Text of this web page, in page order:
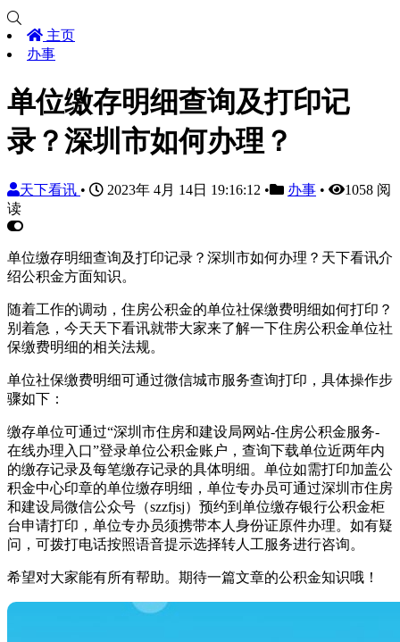
主页
办事
单位缴存明细查询及打印记
录？深圳市如何办理？
天下看讯 • 2023年 4月 14日 19:16:12 • 办事 •
1058 阅
读
单位缴存明细查询及打印记录？深圳市如何办理？天下看讯介
绍公积金方面知识。
随着工作的调动，住房公积金的单位社保缴费明细如何打印？
别着急，今天天下看讯就带大家来了解一下住房公积金单位社
保缴费明细的相关法规。
单位社保缴费明细可通过微信城市服务查询打印，具体操作步
骤如下：
缴存单位可通过“深圳市住房和建设局网站-住房公积金服务-
在线办理入口”登录单位公积金账户，查询下载单位近两年内
的缴存记录及每笔缴存记录的具体明细。单位如需打印加盖公
积金中心印章的单位缴存明细，单位专办员可通过深圳市住房
和建设局微信公众号（szzfjsj）预约到单位缴存银行公积金柜
台申请打印，单位专办员须携带本人身份证原件办理。如有疑
问，可拨打电话按照语音提示选择转人工服务进行咨询。
希望对大家能有所有帮助。期待一篇文章的公积金知识哦！